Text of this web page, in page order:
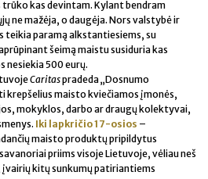
kas devintam. Kylant bendram
ne mažėja, o daugėja. Nors valstybė ir
teikia paramą alkstantiesiems, su
šeimą maistu susiduria kas
nesiekia 500 eurų.
Caritaspradeda „Dosnumo
krepšelius maisto kviečiamos įmonės,
mokyklos, darbo ar draugų kolektyvai,
Iki lapkričio 17-osios –
maisto produktų pripildytus
savanoriai priims visoje Lietuvoje, vėliau neš
kitų sunkumų patiriantiems